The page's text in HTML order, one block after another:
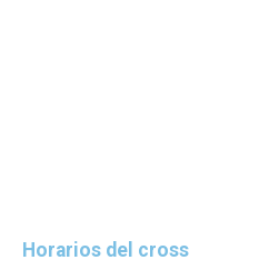
Horarios del cross